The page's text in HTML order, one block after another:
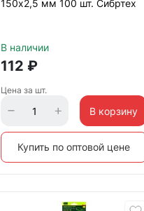
150х2,5 мм 100 шт. Сибртех
В наличии
112 ₽
Цена за шт.
В корзину
Купить по оптовой цене